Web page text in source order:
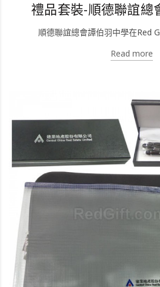
禮品套裝-順德聯誼總
順德聯誼總會譚伯羽中學在Red
Read more